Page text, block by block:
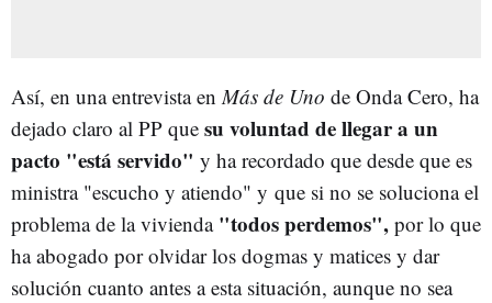
Así, en una entrevista en Más de Uno de Onda Cero, ha
dejado claro al PP que su voluntad de llegar a un
pacto "está servido" y ha recordado que desde que es
ministra "escucho y atiendo" y que si no se soluciona el
problema de la vivienda"todos perdemos", por lo que
ha abogado por olvidar los dogmas y matices y dar
solución cuanto antes a esta situación, aunque no sea